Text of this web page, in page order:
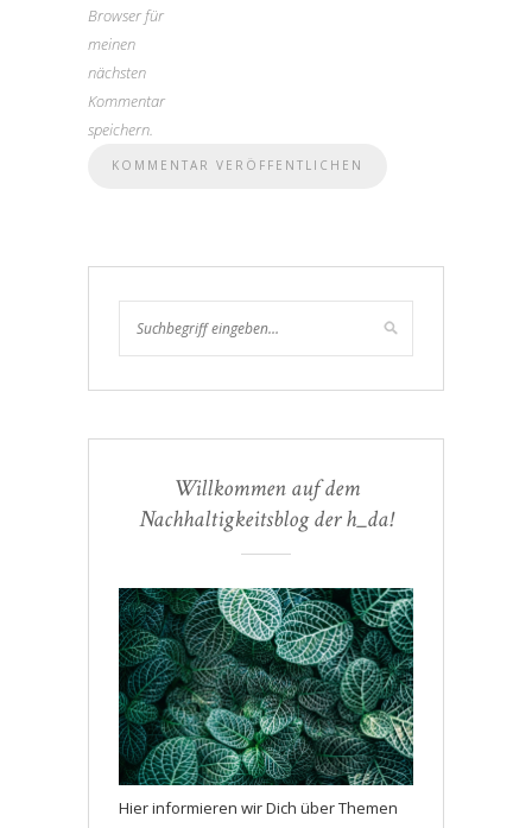
Browser für
meinen
nächsten
Kommentar
speichern.
Willkommen auf dem
Nachhaltigkeitsblog der h_da!
Hier informieren wir Dich über Themen